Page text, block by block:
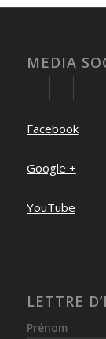
MEDIA
Facebook
Google +
YouTube
LETTRE
Prénom